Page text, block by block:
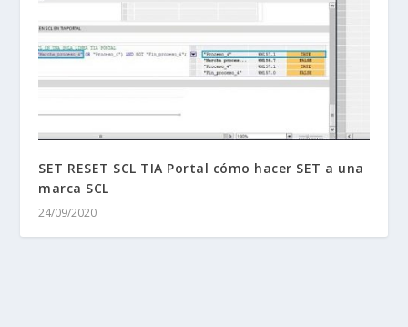
SET RESET SCL TIA Portal cómo hacer SET a una
marca SCL
24/09/2020